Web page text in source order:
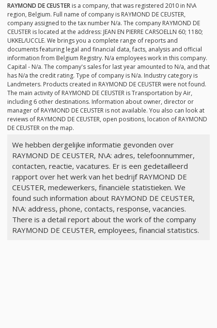
RAYMOND DE CEUSTER is a company, that was registered 2010 in N\A
region, Belgium. Full name of company is RAYMOND DE CEUSTER,
company assigned to the tax number N/a. The company RAYMOND DE
CEUSTER is located at the address: JEAN EN PIERRE CARSOELLN 60; 1180;
UKKEL/UCCLE. We brings you a complete range of reports and
documents featuring legal and financial data, facts, analysis and official
information from Belgium Registry. N/a employees work in this company.
Capital - N/a. The company's sales for last year amounted to N/a, and that
has N/a the credit rating. Type of company is N/a. Industry category is
Landmeters. Products created in RAYMOND DE CEUSTER were not found.
The main activity of RAYMOND DE CEUSTER is Transportation by Air,
including 6 other destinations. Information about owner, director or
manager of RAYMOND DE CEUSTER is not available. You also can look at
reviews of RAYMOND DE CEUSTER, open positions, location of RAYMOND
DE CEUSTER on the map.
We hebben dergelijke informatie gevonden over
RAYMOND DE CEUSTER, N\A: adres, telefoonnummer,
contacten, reactie, vacatures. Er is een gedetailleerd
rapport over het werk van het bedrijf RAYMOND DE
CEUSTER, medewerkers, financiële statistieken. We
found such information about RAYMOND DE CEUSTER,
N\A: address, phone, contacts, response, vacancies.
There is a detail report about the work of the company
RAYMOND DE CEUSTER, employees, financial statistics.